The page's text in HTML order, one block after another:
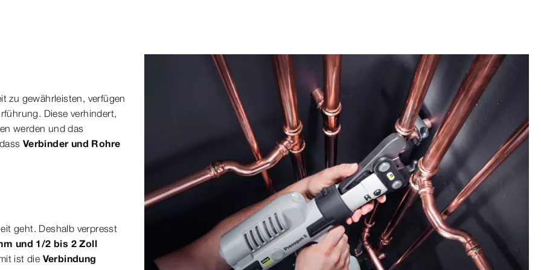
zu gewährleisten, verfügen
Diese verhindert,
werden und das
Verbinder und Rohre
geht. Deshalb verpresst
und 1/2 bis 2 Zoll
ist die Verbindung